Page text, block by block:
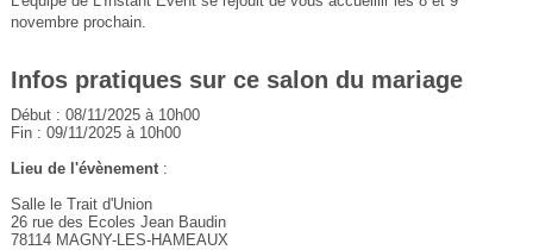
novembre prochain.
Infos pratiques sur ce salon du mariage
Début : 08/11/2025 à 10h00
Fin : 09/11/2025 à 10h00
Lieu de l'évènement:
Salle le Trait d'Union
26 rue des Ecoles Jean Baudin
78114 MAGNY-LES-HAMEAUX